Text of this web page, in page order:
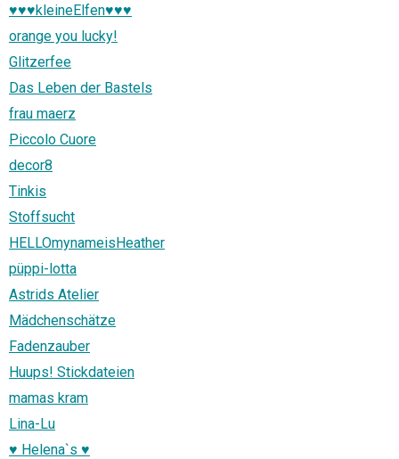
♥♥♥kleineElfen♥♥♥
orange you lucky!
Glitzerfee
Das Leben der Bastels
frau maerz
Piccolo Cuore
decor8
Tinkis
Stoffsucht
HELLOmynameisHeather
püppi-lotta
Astrids Atelier
Mädchenschätze
Fadenzauber
Huups! Stickdateien
mamas kram
Lina-Lu
♥ Helena`s ♥